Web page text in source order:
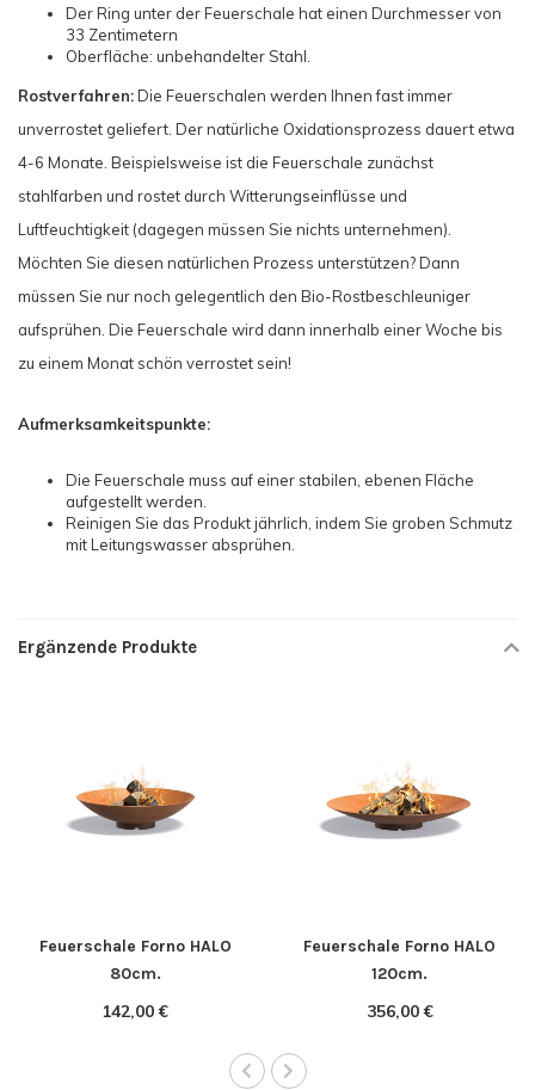
Der Ring unter der Feuerschale hat einen Durchmesser von
33 Zentimetern
Oberfläche: unbehandelter Stahl.
Rostverfahren:Die Feuerschalen werden Ihnen fast immer
unverrostet geliefert. Der natürliche Oxidationsprozess dauert etwa
4-6 Monate. Beispielsweise ist die Feuerschale zunächst
stahlfarben und rostet durch Witterungseinflüsse und
Luftfeuchtigkeit (dagegen müssen Sie nichts unternehmen).
Möchten Sie diesen natürlichen Prozess unterstützen? Dann
müssen Sie nur noch gelegentlich den Bio-Rostbeschleuniger
aufsprühen. Die Feuerschale wird dann innerhalb einer Woche bis
zu einem Monat schön verrostet sein!
Aufmerksamkeitspunkte:
Die Feuerschale muss auf einer stabilen, ebenen Fläche
aufgestellt werden.
Reinigen Sie das Produkt jährlich, indem Sie groben Schmutz
mit Leitungswasser absprühen.
Ergänzende Produkte
Feuerschale Forno HALO
80cm.
142,00 €
Feuerschale Forno HALO
120cm.
356,00 €